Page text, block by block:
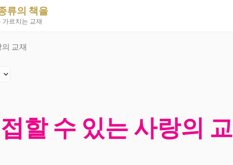
류의 책을
가르치는 교재
교재
할 수 있는 사랑의 교